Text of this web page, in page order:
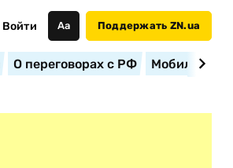
Войти Аа Поддержать ZN.ua
О переговорах с РФ